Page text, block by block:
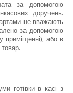
за допомогою
доручень.
не вважають
за допомогою
приміщенні), або в
товар.
готівки в касі з